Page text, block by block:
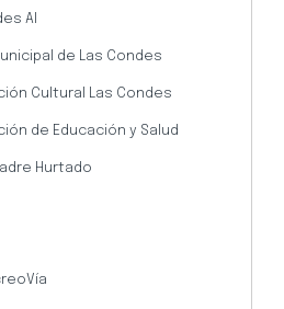
AI
de Las Condes
Cultural Las Condes
de Educación y Salud
Hurtado